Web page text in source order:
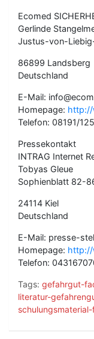
Ecomed
Gerlinde
Justus-von-
86899 Landsberg
Deutschland
E-Mail:
Homepage:
Telefon: 08191/
Pressekontakt
INTRAG Internet
Tobyas Gleue
Sophienblatt 82-
24114 Kiel
Deutschland
E-Mail: presse-
Homepage: http://
Telefon:
Tags: gefahrgut-
literatur-